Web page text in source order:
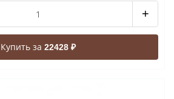
+
Купить за 22428 ₽